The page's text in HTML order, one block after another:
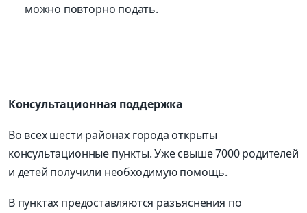
можно повторно подать.
Консультационная поддержка
Во всех шести районах города открыты
консультационные пункты. Уже свыше 7000 родителей
и детей получили необходимую помощь.
В пунктах предоставляются разъяснения по